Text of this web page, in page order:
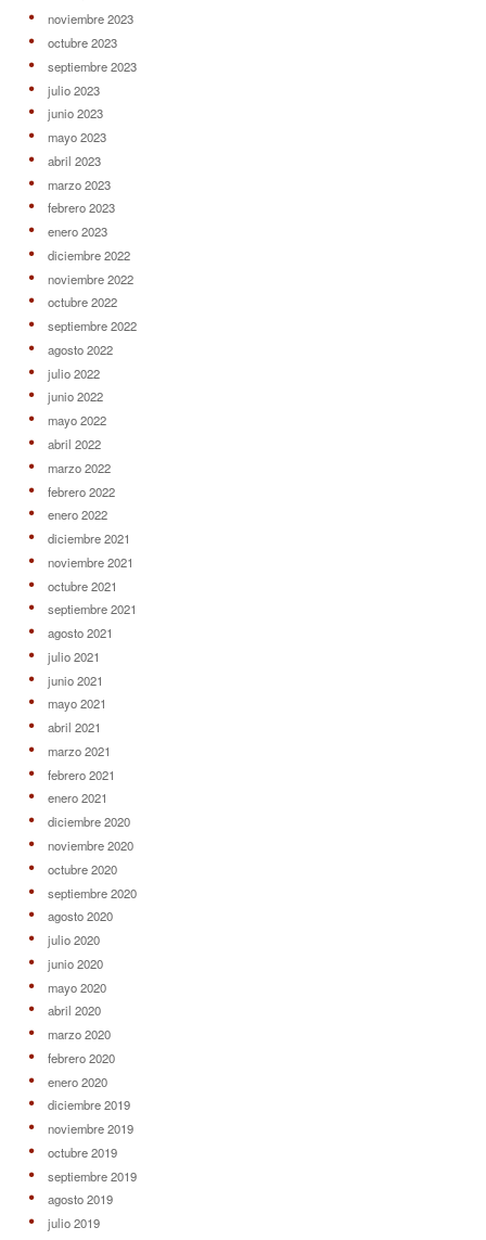
noviembre 2023
octubre 2023
septiembre 2023
julio 2023
junio 2023
mayo 2023
abril 2023
marzo 2023
febrero 2023
enero 2023
diciembre 2022
noviembre 2022
octubre 2022
septiembre 2022
agosto 2022
julio 2022
junio 2022
mayo 2022
abril 2022
marzo 2022
febrero 2022
enero 2022
diciembre 2021
noviembre 2021
octubre 2021
septiembre 2021
agosto 2021
julio 2021
junio 2021
mayo 2021
abril 2021
marzo 2021
febrero 2021
enero 2021
diciembre 2020
noviembre 2020
octubre 2020
septiembre 2020
agosto 2020
julio 2020
junio 2020
mayo 2020
abril 2020
marzo 2020
febrero 2020
enero 2020
diciembre 2019
noviembre 2019
octubre 2019
septiembre 2019
agosto 2019
julio 2019